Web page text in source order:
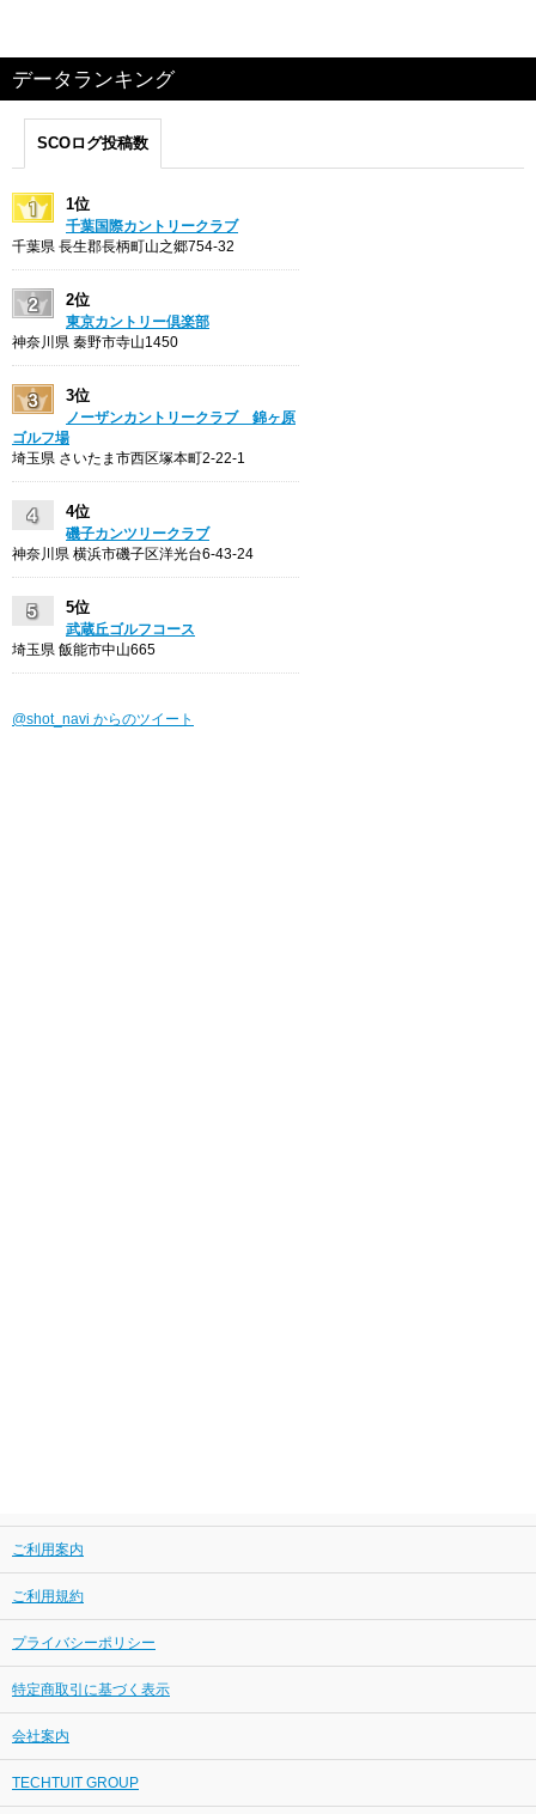
データランキング
SCOログ投稿数
1位
千葉国際カントリークラブ
千葉県 長生郡長柄町山之郷754-32
2位
東京カントリー倶楽部
神奈川県 秦野市寺山1450
3位
ノーザンカントリークラブ 錦ヶ原
ゴルフ場
埼玉県 さいたま市西区塚本町2-22-1
4位
磯子カンツリークラブ
神奈川県 横浜市磯子区洋光台6-43-24
5位
武蔵丘ゴルフコース
埼玉県 飯能市中山665
@shot_navi からのツイート
ご利用案内
ご利用規約
プライバシーポリシー
特定商取引に基づく表示
会社案内
TECHTUIT GROUP